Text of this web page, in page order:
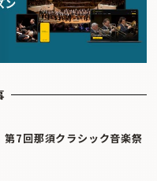
第7回那須クラシック音楽祭